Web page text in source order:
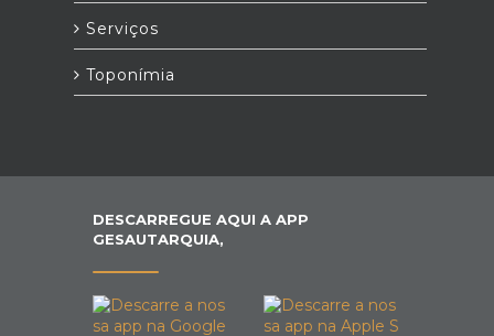
Serviços
Toponímia
DESCARREGUE AQUI A APP
GESAUTARQUIA,